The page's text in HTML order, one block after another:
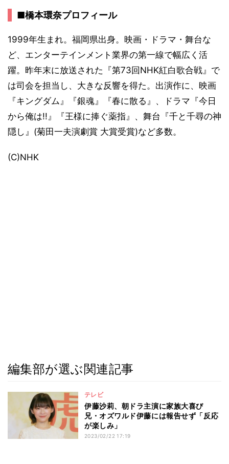
■橋本環奈プロフィール
1999年生まれ。福岡県出身。映画・ドラマ・舞台な
ど、エンターテインメント業界の第一線で幅広く活
躍。昨年末に放送された『第73回NHK紅白歌合戦』で
は司会を担当し、大きな反響を得た。出演作に、映画
『キングダム』『銀魂』『春に散る』、ドラマ『今日
から俺は!!』『王様に捧ぐ薬指』、舞台『千と千尋の神
隠し』(菊田一夫演劇賞 大賞受賞)など多数。
(C)NHK
編集部が選ぶ関連記事
テレビ
伊藤沙莉、朝ドラ主演に家族大喜び
兄・オズワルド伊藤には報告せず「反応
が楽しみ」
2023/02/22 17:19